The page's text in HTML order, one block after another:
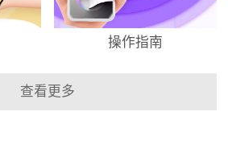
操作指南
查看更多